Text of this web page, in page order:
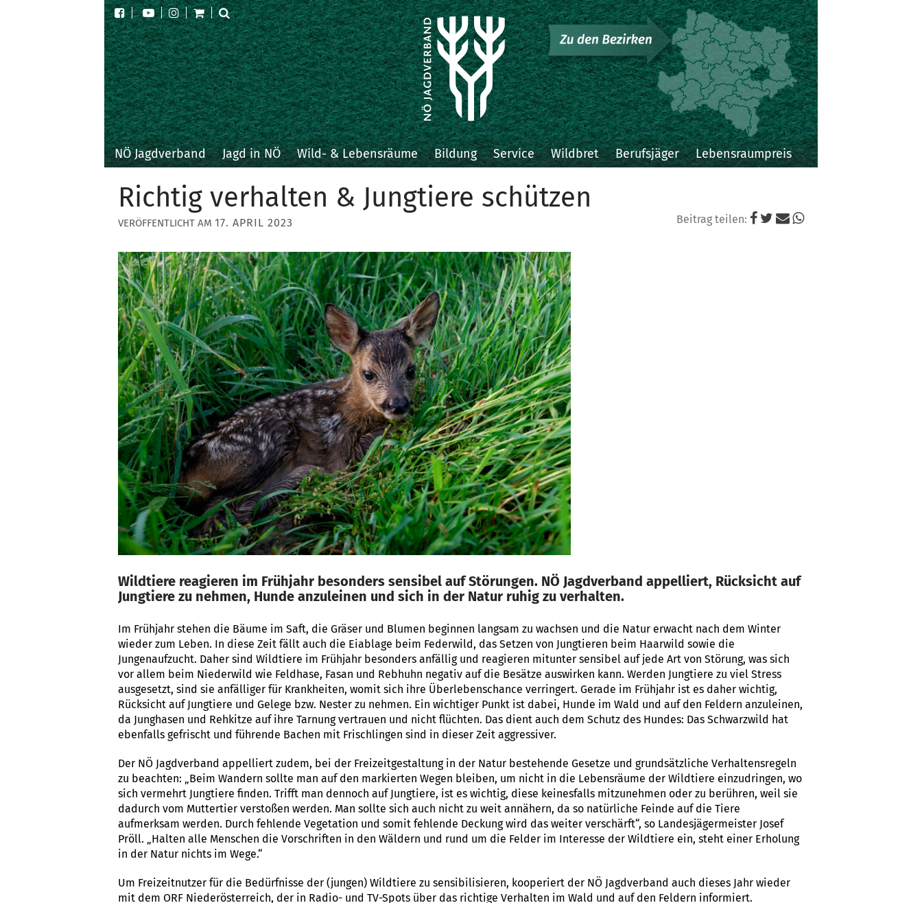
NÖ Jagdverband Jagd in NÖ Wild- & Lebensräume Bildung Service Wildbret Berufsjäger Lebensraumpreis
Richtig verhalten & Jungtiere schützen
17. APRIL 2023 Beitrag teilen:
Wildtiere reagieren im Frühjahr besonders sensibel auf Störungen. NÖ Jagdverband appelliert, Rücksicht auf
Jungtiere zu nehmen, Hunde anzuleinen und sich in der Natur ruhig zu verhalten.
Im Frühjahr stehen die Bäume im Saft, die Gräser und Blumen beginnen langsam zu wachsen und die Natur erwacht nach dem Winter
wieder zum Leben. In diese Zeit fällt auch die Eiablage beim Federwild, das Setzen von Jungtieren beim Haarwild sowie die
Jungenaufzucht. Daher sind Wildtiere im Frühjahr besonders anfällig und reagieren mitunter sensibel auf jede Art von Störung, was sich
vor allem beim Niederwild wie Feldhase, Fasan und Rebhuhn negativ auf die Besätze auswirken kann. Werden Jungtiere zu viel Stress
ausgesetzt, sind sie anfälliger für Krankheiten, womit sich ihre Überlebenschance verringert. Gerade im Frühjahr ist es daher wichtig,
Rücksicht auf Jungtiere und Gelege bzw. Nester zu nehmen. Ein wichtiger Punkt ist dabei, Hunde im Wald und auf den Feldern anzuleinen,
da Junghasen und Rehkitze auf ihre Tarnung vertrauen und nicht flüchten. Das dient auch dem Schutz des Hundes: Das Schwarzwild hat
ebenfalls gefrischt und führende Bachen mit Frischlingen sind in dieser Zeit aggressiver.
Der NÖ Jagdverband appelliert zudem, bei der Freizeitgestaltung in der Natur bestehende Gesetze und grundsätzliche Verhaltensregeln
zu beachten: „Beim Wandern sollte man auf den markierten Wegen bleiben, um nicht in die Lebensräume der Wildtiere einzudringen, wo
sich vermehrt Jungtiere finden. Trifft man dennoch auf Jungtiere, ist es wichtig, diese keinesfalls mitzunehmen oder zu berühren, weil sie
dadurch vom Muttertier verstoßen werden. Man sollte sich auch nicht zu weit annähern, da so natürliche Feinde auf die Tiere
aufmerksam werden. Durch fehlende Vegetation und somit fehlende Deckung wird das weiter verschärft“, so Landesjägermeister Josef
Pröll. „Halten alle Menschen die Vorschriften in den Wäldern und rund um die Felder im Interesse der Wildtiere ein, steht einer Erholung
in der Natur nichts im Wege.“
Um Freizeitnutzer für die Bedürfnisse der (jungen) Wildtiere zu sensibilisieren, kooperiert der NÖ Jagdverband auch dieses Jahr wieder
mit dem ORF Niederösterreich, der in Radio- und TV-Spots über das richtige Verhalten im Wald und auf den Feldern informiert.